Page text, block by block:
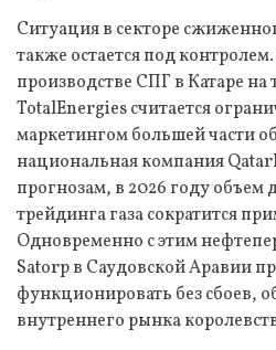
Ситуация в секторе
также остается под
производстве СПГ в Катаре на
TotalEnergies считается
маркетингом большей части
национальная компания
прогнозам, в 2026 году объем
трейдинга газа сократится
Одновременно с этим
Satorp в Саудовской Аравии
функционировать без сбоев,
внутреннего рынка